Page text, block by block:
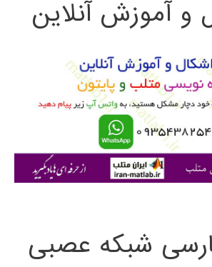
و آموزش آنلاین
شبکه عصبی